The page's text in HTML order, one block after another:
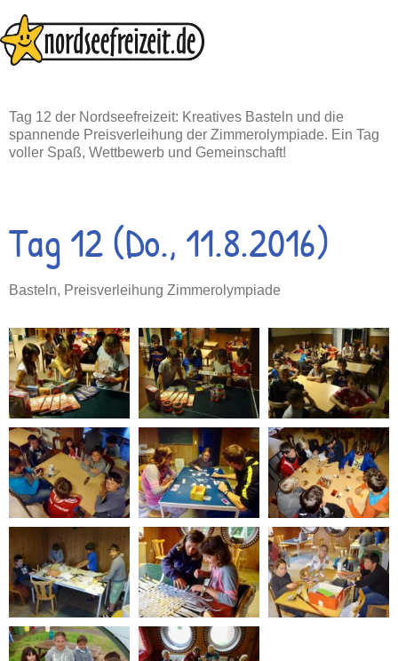
Inhalt
springen
Tag 12 der Nordseefreizeit: Kreatives Basteln und die
spannende Preisverleihung der Zimmerolympiade. Ein Tag
voller Spaß, Wettbewerb und Gemeinschaft!
Tag 12 (Do., 11.8.2016)
Basteln, Preisverleihung Zimmerolympiade